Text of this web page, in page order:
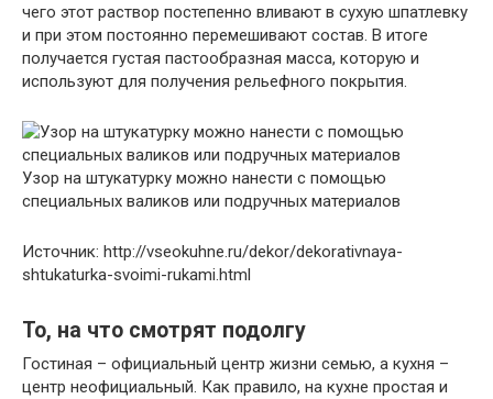
чего этот раствор постепенно вливают в сухую шпатлевку
и при этом постоянно перемешивают состав. В итоге
получается густая пастообразная масса, которую и
используют для получения рельефного покрытия.
Узор на штукатурку можно нанести с помощью
специальных валиков или подручных материалов
Источник: http://vseokuhne.ru/dekor/dekorativnaya-
shtukaturka-svoimi-rukami.html
То, на что смотрят подолгу
Гостиная – официальный центр жизни семью, а кухня –
центр неофициальный. Как правило, на кухне простая и